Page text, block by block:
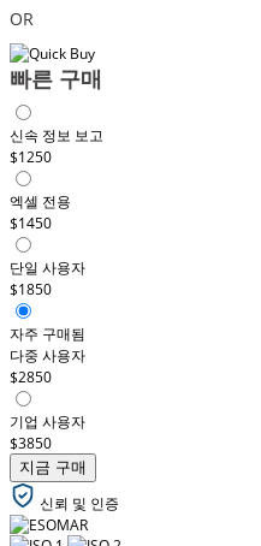
OR
빠른 구매
신속 정보 보고
$1250
엑셀 전용
$1450
단일 사용자
$1850
자주 구매됨
다중 사용자
$2850
기업 사용자
$3850
지금 구매
신뢰 및 인증